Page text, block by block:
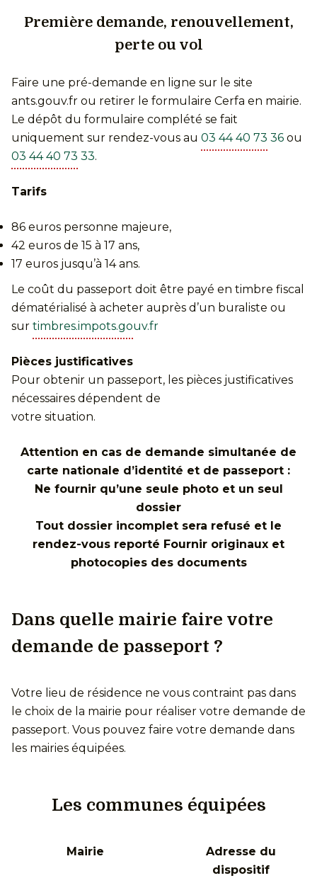
Première demande, renouvellement,
perte ou vol
Faire une pré-demande en ligne sur le site
ants.gouv.fr ou retirer le formulaire Cerfa en mairie.
Le dépôt du formulaire complété se fait
uniquement sur rendez-vous au 03 44 40 73 36 ou
03 44 40 73 33.
Tarifs
86 euros personne majeure,
42 euros de 15 à 17 ans,
17 euros jusqu’à 14 ans.
Le coût du passeport doit être payé en timbre fiscal
dématérialisé à acheter auprès d’un buraliste ou
sur timbres.impots.gouv.fr
Pièces justificatives
Pour obtenir un passeport, les pièces justificatives
nécessaires dépendent de
votre situation.
Attention en cas de demande simultanée de
carte nationale d’identité et de passeport :
Ne fournir qu’une seule photo et un seul
dossier
Tout dossier incomplet sera refusé et le
rendez-vous reporté Fournir originaux et
photocopies des documents
Dans quelle mairie faire votre
demande de passeport ?
Votre lieu de résidence ne vous contraint pas dans
le choix de la mairie pour réaliser votre demande de
passeport. Vous pouvez faire votre demande dans
les mairies équipées.
Les communes équipées
Mairie
Adresse du
dispositif